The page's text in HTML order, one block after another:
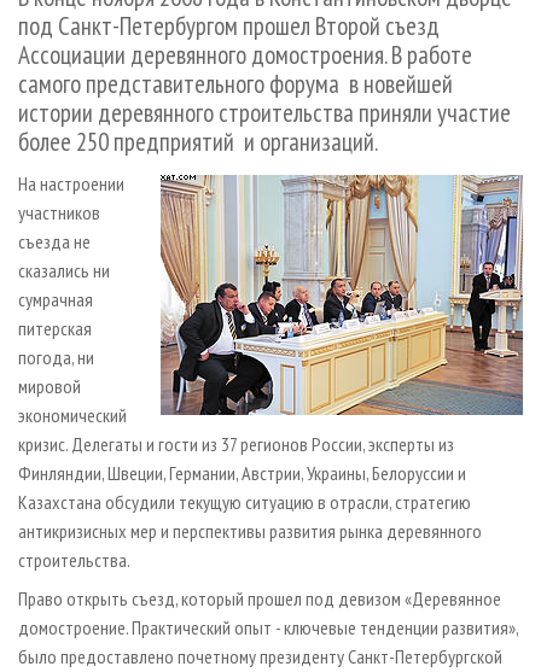
СУШКА ДРЕВЕСИНЫ
ПРОИЗВОДСТВО ДРЕВЕСНЫХ ПЛИТ
ДЕРЕВЯННОЕ ДОМОСТРОЕНИЕ
ПРОИЗВОДСТВО МЕБЕЛИ
БИОЭНЕРГЕТИКА
ЦБП
ИНСТРУМЕНТ И МАТЕРИАЛЫ
ПЕРСОНЫ
МОБИЛЬНЫЕ ВЫСТАВКИ
ОФИЦИАЛЬНЫЕ ДЕЛЕГАЦИИ
ПРИОРИТЕТНЫЕ ИНВЕСТПРОЕКТЫ
RUSSIAN FORESTRY REVIEW
ГАЗЕТА ЛЕСПРОМФОРУМ
БИБЛИОТЕКА СПЕЦИАЛИСТА
КОНТАКТЫ
РЕКЛАМА
РЕКЛАМА НА САЙТЕ
под Санкт-Петербургом прошел Второй съезд
Ассоциации деревянного домостроения. В работе
самого представительного форума в новейшей
истории деревянного строительства приняли участие
более 250 предприятий и организаций.
На настроении
участников
съезда не
сказались ни
сумрачная
питерская
погода, ни
мировой
экономический
кризис. Делегаты и гости из 37 регионов России, эксперты из
Финляндии, Швеции, Германии, Австрии, Украины, Белоруссии и
Казахстана обсудили текущую ситуацию в отрасли, стратегию
антикризисных мер и перспективы развития рынка деревянного
строительства.
Право открыть съезд, который прошел под девизом «Деревянное
домостроение. Практический опыт - ключевые тенденции развития»,
было предоставлено почетному президенту Санкт-Петербургской